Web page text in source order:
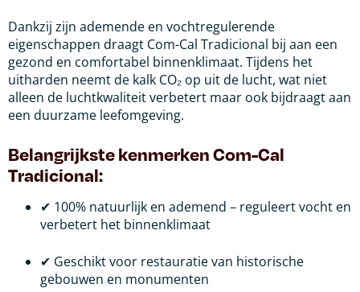
Dankzij zijn ademende en vochtregulerende
eigenschappen draagt Com-Cal Tradicional bij aan een
gezond en comfortabel binnenklimaat. Tijdens het
uitharden neemt de kalk CO₂ op uit de lucht, wat niet
alleen de luchtkwaliteit verbetert maar ook bijdraagt aan
een duurzame leefomgeving.
Belangrijkste kenmerken Com-Cal
Tradicional:
✔ 100% natuurlijk en ademend – reguleert vocht en
verbetert het binnenklimaat
✔ Geschikt voor restauratie van historische
gebouwen en monumenten